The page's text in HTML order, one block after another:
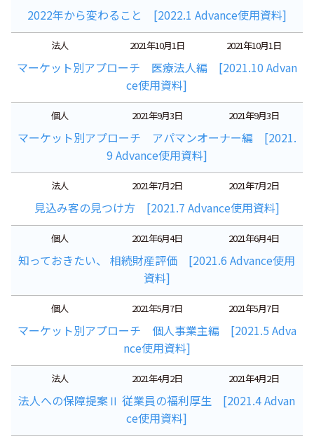
2022年から変わること [2022.1 Advance使用資料]
法人 2021年10月1日 2021年10月1日
マーケット別アプローチ 医療法人編 [2021.10 Advan
ce使用資料]
個人 2021年9月3日 2021年9月3日
マーケット別アプローチ アパマンオーナー編 [2021.
9 Advance使用資料]
法人 2021年7月2日 2021年7月2日
見込み客の見つけ方 [2021.7 Advance使用資料]
個人 2021年6月4日 2021年6月4日
知っておきたい、 相続財産評価 [2021.6 Advance使用
資料]
個人 2021年5月7日 2021年5月7日
マーケット別アプローチ 個人事業主編 [2021.5 Adva
nce使用資料]
法人 2021年4月2日 2021年4月2日
法人への保障提案Ⅱ 従業員の福利厚生 [2021.4 Advan
ce使用資料]